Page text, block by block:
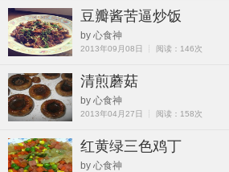
豆瓣酱苦逼炒饭
by 心食神
2013年09月08日 ┊ 阅读：146次
清煎蘑菇
by 心食神
2013年04月27日 ┊ 阅读：158次
红黄绿三色鸡丁
by 心食神